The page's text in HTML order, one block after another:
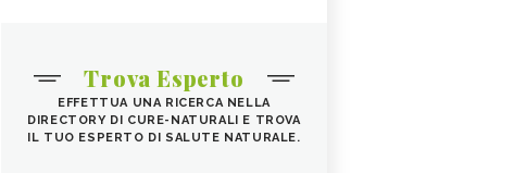
Trova Esperto
EFFETTUA UNA RICERCA NELLA
DIRECTORY DI CURE-NATURALI E TROVA
IL TUO ESPERTO DI SALUTE NATURALE.